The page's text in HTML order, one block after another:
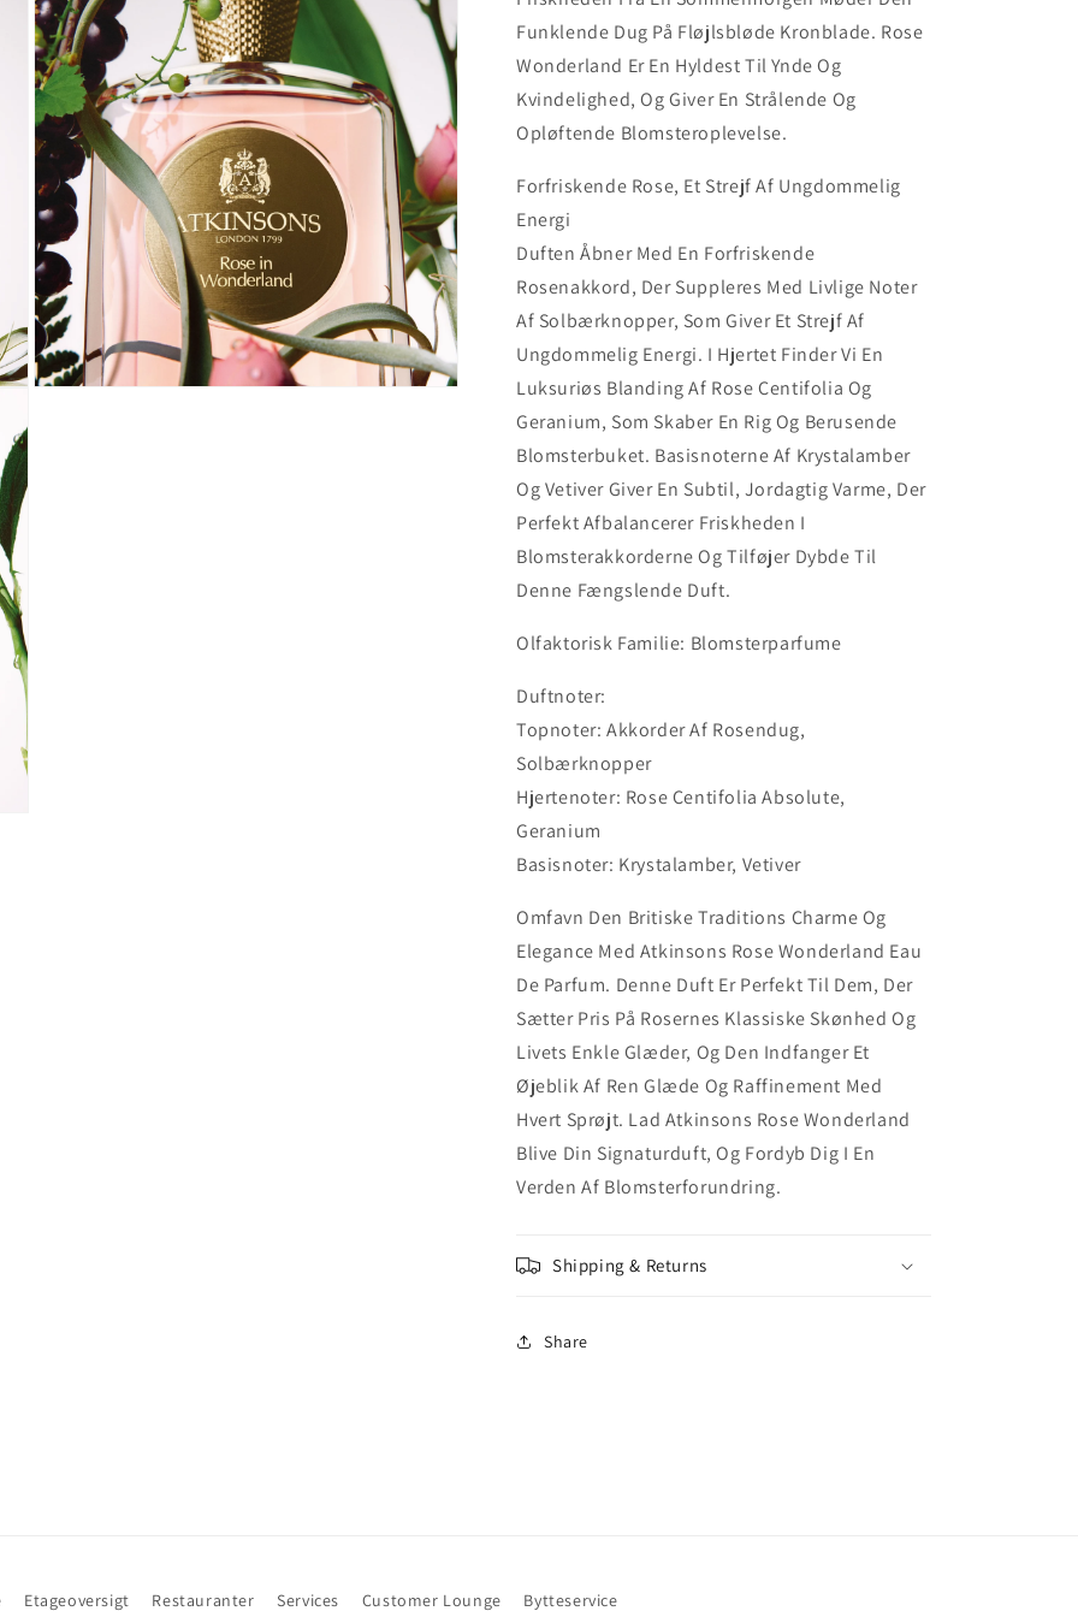
3
i
modus
Funklende Dug På Fløjlsbløde Kronblade. Rose
Wonderland Er En Hyldest Til Ynde Og
Kvindelighed, Og Giver En Strålende Og
Opløftende Blomsteroplevelse.
Forfriskende Rose, Et Strejf Af Ungdommelig
Energi
Duften Åbner Med En Forfriskende
Rosenakkord, Der Suppleres Med Livlige Noter
Af Solbærknopper, Som Giver Et Strejf Af
Ungdommelig Energi. I Hjertet Finder Vi En
Luksuriøs Blanding Af Rose Centifolia Og
Geranium, Som Skaber En Rig Og Berusende
Blomsterbuket. Basisnoterne Af Krystalamber
Og Vetiver Giver En Subtil, Jordagtig Varme, Der
Perfekt Afbalancerer Friskheden I
Blomsterakkorderne Og Tilføjer Dybde Til
Denne Fængslende Duft.
Olfaktorisk Familie: Blomsterparfume
Duftnoter:
Topnoter: Akkorder Af Rosendug,
Solbærknopper
Hjertenoter: Rose Centifolia Absolute,
Geranium
Basisnoter: Krystalamber, Vetiver
Omfavn Den Britiske Traditions Charme Og
Elegance Med Atkinsons Rose Wonderland Eau
De Parfum. Denne Duft Er Perfekt Til Dem, Der
Sætter Pris På Rosernes Klassiske Skønhed Og
Livets Enkle Glæder, Og Den Indfanger Et
Øjeblik Af Ren Glæde Og Raffinement Med
Hvert Sprøjt. Lad Atkinsons Rose Wonderland
Blive Din Signaturduft, Og Fordyb Dig I En
Verden Af Blomsterforundring.
Shipping & Returns
Share
Etageoversigt Restauranter Services Customer Lounge Bytteservice